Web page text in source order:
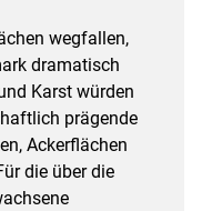
wegfallen,
dramatisch
Karst würden
prägende
Ackerflächen
die über die